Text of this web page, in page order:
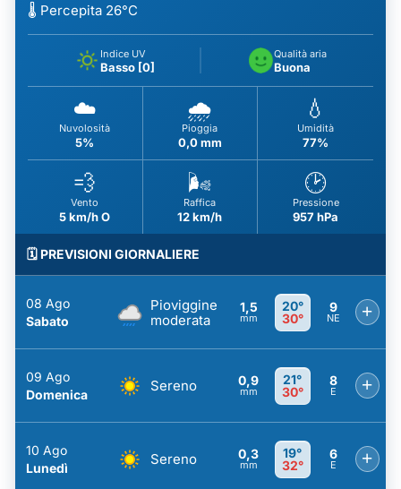
🌡️ Percepita 26°C
Indice UV
Basso [0]
Qualità aria
Buona
☁️
Nuvolosità
5%
🌧️
Pioggia
0,0 mm
💧
Umidità
77%
💨
Vento
5 km/h O
🌬️
Raffica
12 km/h
🕑
Pressione
957 hPa
🗓️ PREVISIONI GIORNALIERE
08 Ago
Sabato
Pioviggine
moderata
1,5
mm
20°
30°
9
NE +
09 Ago
Domenica
Sereno 0,9
mm
21°
30°
8
E +
10 Ago
Lunedì
Sereno 0,3
mm
19°
32°
6
E +